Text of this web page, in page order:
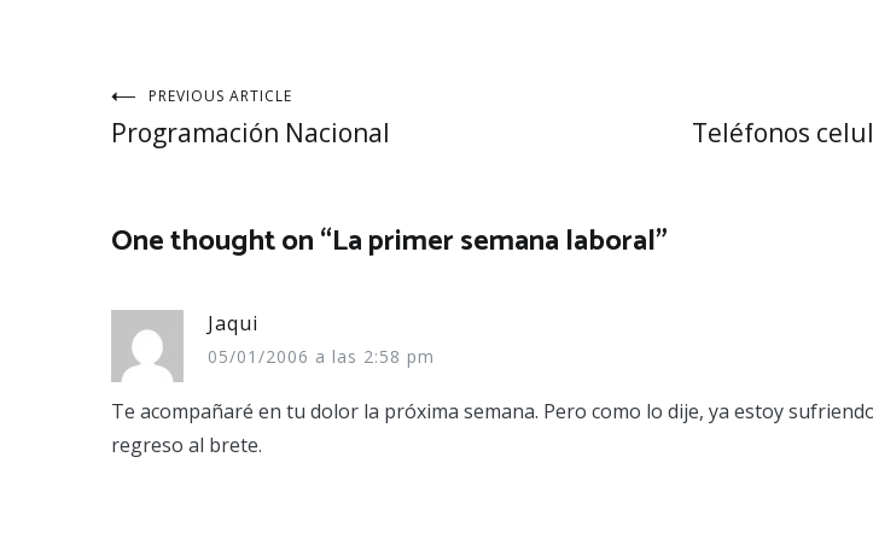
Navegación
entradas
PREVIOUS ARTICLE
Programación Nacional Teléfonos
One thought on “La primer semana laboral”
Jaqui
05/01/2006 a las 2:58 pm
Te acompañaré en tu dolor la próxima semana. Pero como lo dije, ya estoy
regreso al brete.